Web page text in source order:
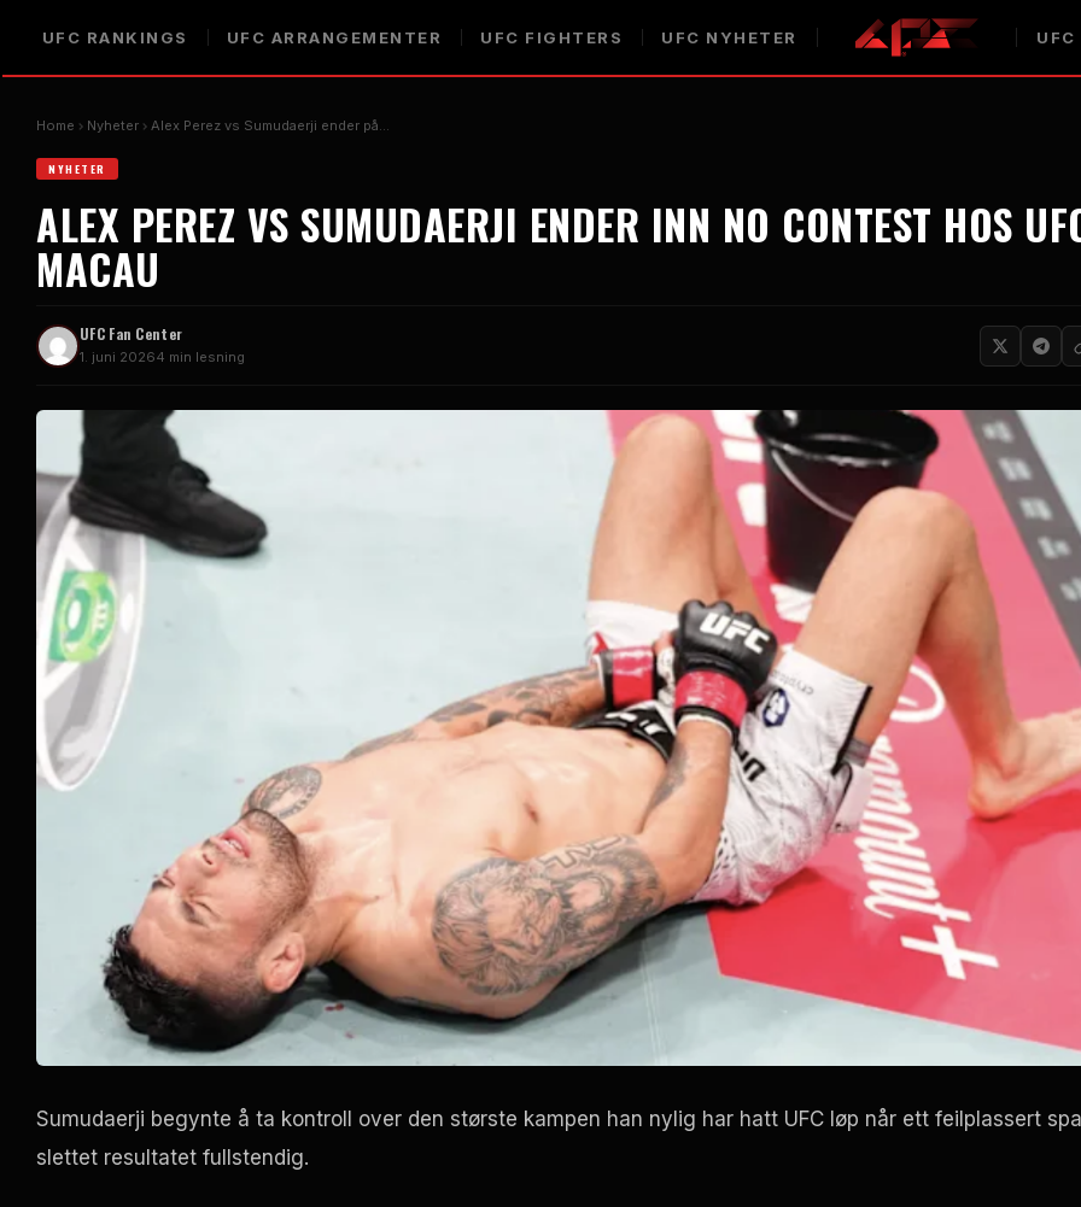
UFC RANKINGS UFC ARRANGEMENTER UFC FIGHTERS UFC NYHETER UFC
Home Nyheter Alex Perez vs Sumudaerji ender på...
NYHETER
ALEX PEREZ VS SUMUDAERJI ENDER INN NO CONTEST HOS
MACAU
UFCFan Center
1. juni 20264 min lesning
Sumudaerji begynte å ta kontroll over den største kampen han nylig har hatt UFC løp når ett feilplassert
slettet resultatet fullstendig.